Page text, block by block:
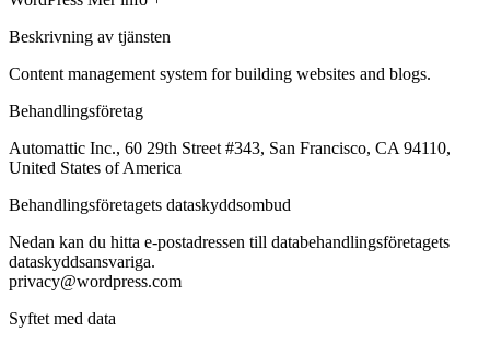
Beskrivning av tjänsten
Content management system for building websites and blogs.
Behandlingsföretag
Automattic Inc., 60 29th Street #343, San Francisco, CA 94110,
United States of America
Behandlingsföretagets dataskyddsombud
Nedan kan du hitta e-postadressen till databehandlingsföretagets
dataskyddsansvariga.
privacy@wordpress.com
Syftet med data